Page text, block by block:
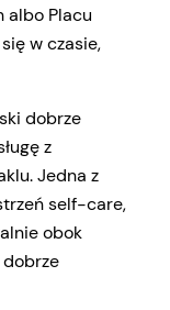
albo Placu
w czasie,
dobrze
z
Jedna z
self-care,
obok
dobrze